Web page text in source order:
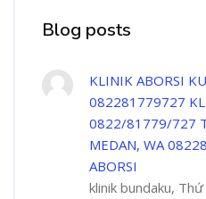
Blog posts
KLINIK ABORSI
082281779727
0822/81779/727
MEDAN, WA
ABORSI
klinik bundaku,